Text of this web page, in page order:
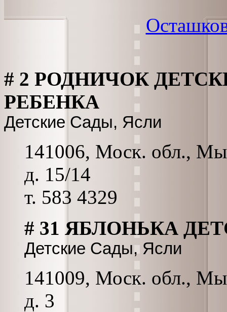
# 2 РОДНИЧОК
РЕБЕНКА
Детские Сады, Ясли
141006, Моск. обл.,
д. 15/14
т. 583 4329
# 31 ЯБЛОНЬКА
Детские Сады, Ясли
141009, Моск. обл.,
д. 3